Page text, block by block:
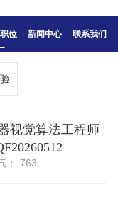
位 新闻中心 联系我们
视觉算法工程师
： 763